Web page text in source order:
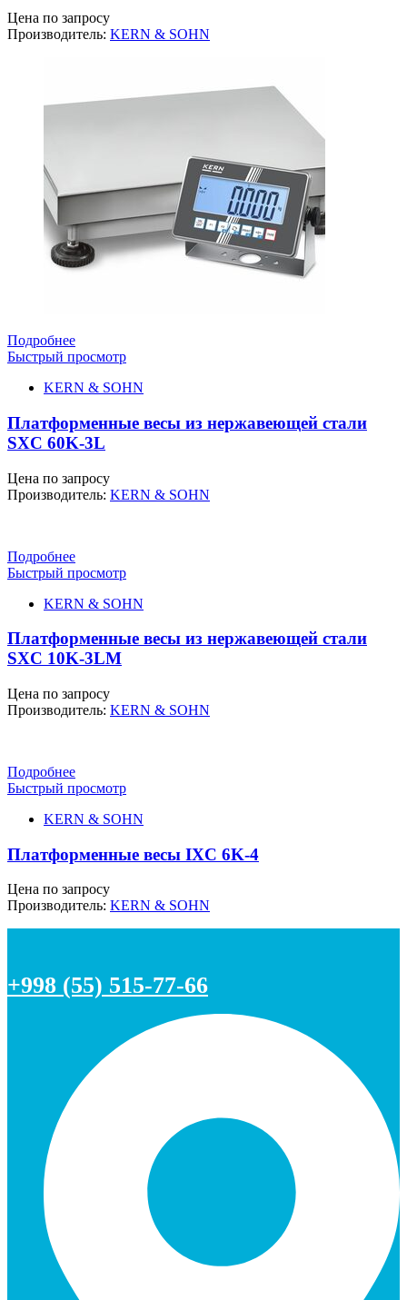
Цена по запросу
Производитель: KERN & SOHN
Подробнее
Быстрый просмотр
KERN & SOHN
Платформенные весы из нержавеющей стали
SXC 60K-3L
Цена по запросу
Производитель: KERN & SOHN
Подробнее
Быстрый просмотр
KERN & SOHN
Платформенные весы из нержавеющей стали
SXC 10K-3LM
Цена по запросу
Производитель: KERN & SOHN
Подробнее
Быстрый просмотр
KERN & SOHN
Платформенные весы IXC 6K-4
Цена по запросу
Производитель: KERN & SOHN
+998 (55) 515-77-66